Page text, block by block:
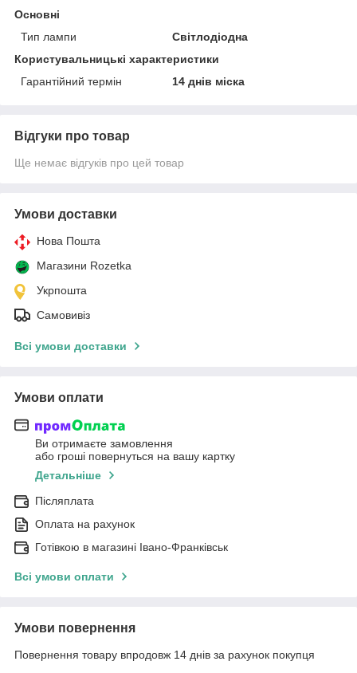
Основні
Тип лампи
Світлодіодна
Користувальницькі характеристики
Гарантійний термін
14 днів міска
Відгуки про товар
Ще немає відгуків про цей товар
Умови доставки
Нова Пошта
Магазини Rozetka
Укрпошта
Самовивіз
Всі умови доставки
Умови оплати
Ви отримаєте замовлення
або гроші повернуться на вашу картку
Детальніше
Післяплата
Оплата на рахунок
Готівкою в магазині Івано-Франківськ
Всі умови оплати
Умови повернення
Повернення товару впродовж 14 днів за рахунок покупця